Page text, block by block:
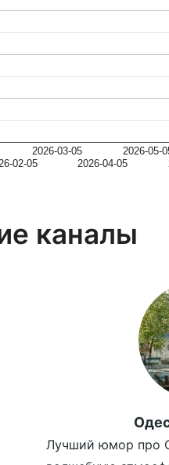
02-05
2026-03-05
2026-04-05
2026-05-
каналы
Лучший юмор про